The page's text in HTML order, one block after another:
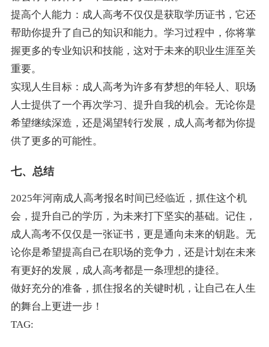
提高个人能力：成人高考不仅仅是获取学历证书，它还
帮助你提升了自己的知识和能力。学习过程中，你将掌
握更多的专业知识和技能，这对于未来的职业生涯至关
重要。
实现人生目标：成人高考为许多有梦想的年轻人、职场
人士提供了一个再次学习、提升自我的机会。无论你是
希望继续深造，还是渴望转行发展，成人高考都为你提
供了更多的可能性。
七、总结
2025年河南成人高考报名时间已经临近，抓住这个机
会，提升自己的学历，为未来打下坚实的基础。记住，
成人高考不仅仅是一张证书，更是通向未来的钥匙。无
论你是希望提高自己在职场的竞争力，还是计划在未来
有更好的发展，成人高考都是一条理想的捷径。
做好充分的准备，抓住报名的关键时机，让自己在人生
的舞台上更进一步！
TAG: